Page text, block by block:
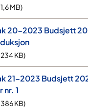
1,6 MB)
20-2023 Budsjett
234 KB)
21-2023 Budsjett
nr. 1
386 KB)